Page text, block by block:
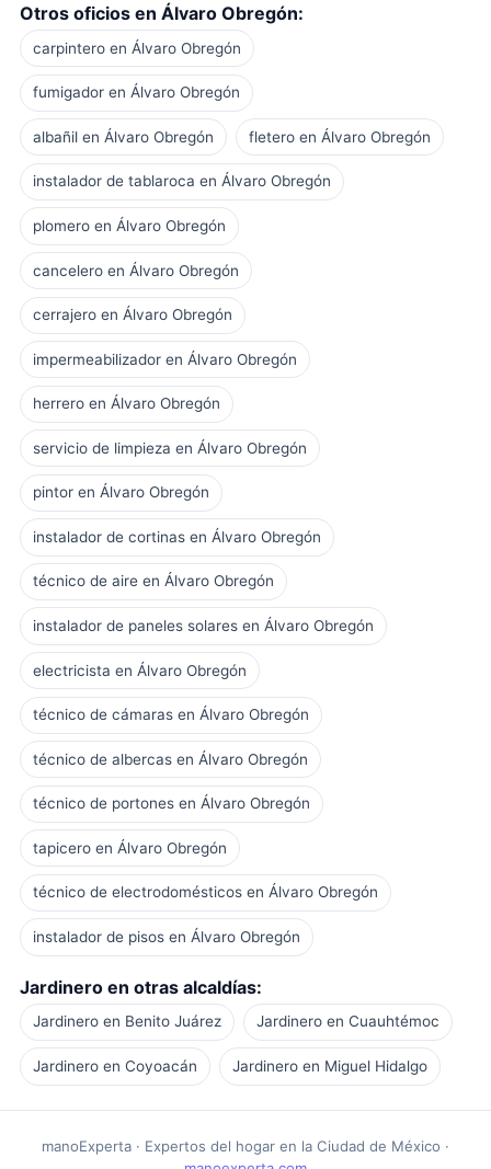
Otros oficios en Álvaro Obregón:
carpintero en Álvaro Obregón
fumigador en Álvaro Obregón
albañil en Álvaro Obregón fletero en Álvaro Obregón
instalador de tablaroca en Álvaro Obregón
plomero en Álvaro Obregón
cancelero en Álvaro Obregón
cerrajero en Álvaro Obregón
impermeabilizador en Álvaro Obregón
herrero en Álvaro Obregón
servicio de limpieza en Álvaro Obregón
pintor en Álvaro Obregón
instalador de cortinas en Álvaro Obregón
técnico de aire en Álvaro Obregón
instalador de paneles solares en Álvaro Obregón
electricista en Álvaro Obregón
técnico de cámaras en Álvaro Obregón
técnico de albercas en Álvaro Obregón
técnico de portones en Álvaro Obregón
tapicero en Álvaro Obregón
técnico de electrodomésticos en Álvaro Obregón
instalador de pisos en Álvaro Obregón
Jardinero en otras alcaldías:
Jardinero en Benito Juárez Jardinero en Cuauhtémoc
Jardinero en Coyoacán Jardinero en Miguel Hidalgo
manoExperta · Expertos del hogar en la Ciudad de México ·